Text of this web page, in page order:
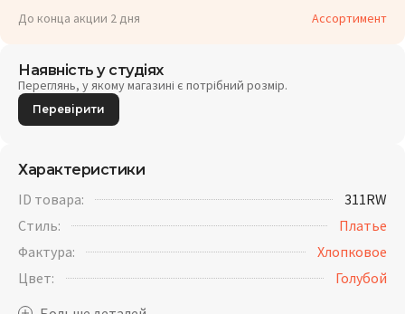
До конца акции 2 дня Ассортимент
Наявність у студіях
Переглянь, у якому магазині є потрібний розмір.
Перевірити
Характеристики
ID товара:
311RW
Стиль:
Платье
Фактура:
Хлопковое
Цвет:
Голубой